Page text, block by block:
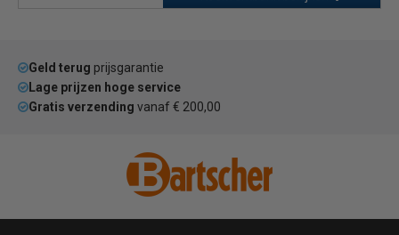
Geld terug prijsgarantie
Lage prijzen hoge service
Gratis verzending vanaf € 200,00